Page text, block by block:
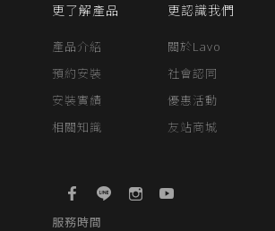
更了解產品
產品介紹
預約安裝
安裝實績
相關知識
更認識我們
關於Lavo
社會認同
優惠活動
友站商城
服務時間